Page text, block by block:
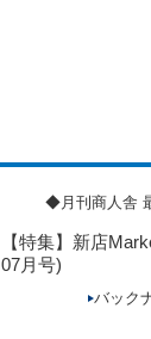
◆月刊商人舎
【特集】新店
07月号)
バック